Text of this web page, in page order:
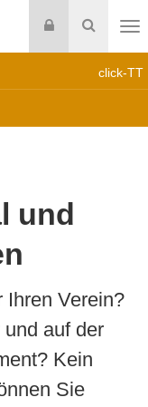
Suche
Login
click-TT
und
Ihren Verein?
auf der
Kein
Sie